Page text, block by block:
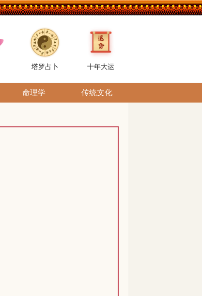
塔罗占卜 十年大运
命理学 传统文化